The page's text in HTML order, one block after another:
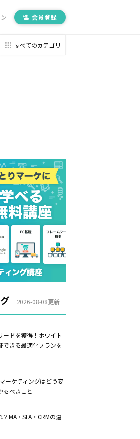
会員登録
すべてのカテゴリ
2026-08-08更新
ードを獲得！ホワイト
できる最適化プランを
ーケティングはどう変
るべきこと
MA・SFA・CRMの違